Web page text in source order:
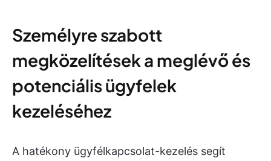
Személyre szabott
megközelítések a meglévő és
potenciális ügyfelek
kezeléséhez
A hatékony ügyfélkapcsolat-kezelés segít